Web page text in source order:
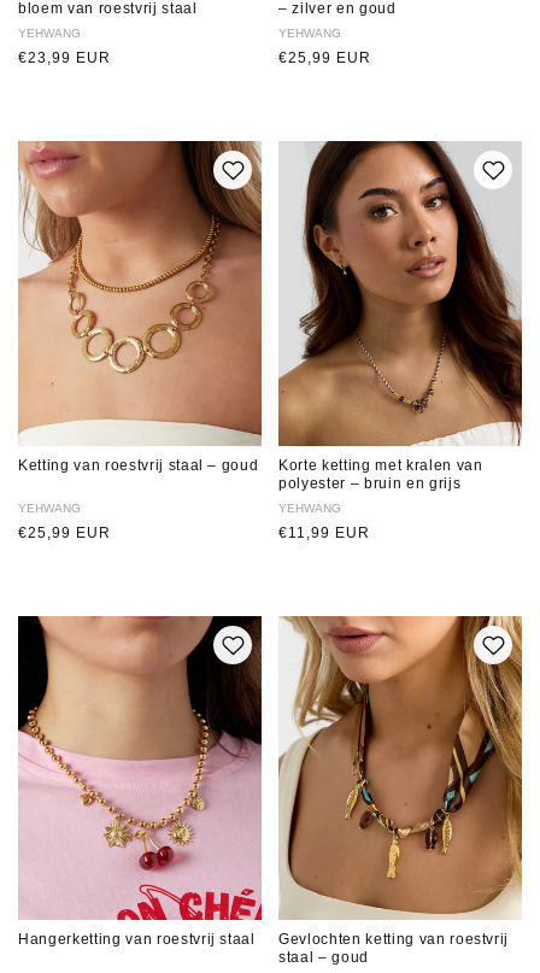
bloem van roestvrij staal
Verkoper:
YEHWANG
Normale
€23,99 EUR
– zilver en goud
Verkoper:
YEHWANG
Normale
€25,99 EUR
Ketting van roestvrij staal – goud
Verkoper:
YEHWANG
Normale
€25,99 EUR
Korte ketting met kralen van
polyester – bruin en grijs
Verkoper:
YEHWANG
Normale
€11,99 EUR
Hangerketting van roestvrij staal
Gevlochten ketting van roestvrij
staal – goud